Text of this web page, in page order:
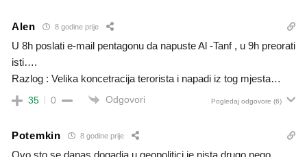
Alen 8 godine prije
U 8h poslati e-mail pentagonu da napuste Al -Tanf , u 9h preorati
isti….
Razlog : Velika koncetracija terorista i napadi iz tog mjesta…
35 0 Odgovori Pogledaj odgovore (6)
Potemkin 8 godine prije
Ovo sto se danas dogadja u geopolitici je nista drugo nego